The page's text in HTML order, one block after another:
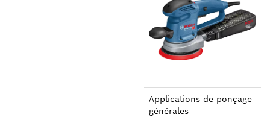
Applica­tions de ponçage
générales